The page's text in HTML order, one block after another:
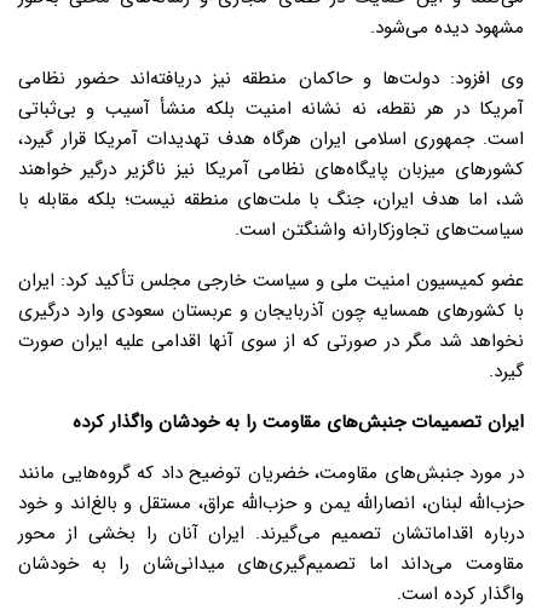
مشهود دیده می‌شود.
وی افزود: دولت‌ها و حاکمان منطقه نیز دریافته‌اند حضور نظامی
آمریکا در هر نقطه، نه نشانه امنیت بلکه منشأ آسیب و بی‌ثباتی
است. جمهوری اسلامی ایران هرگاه هدف تهدیدات آمریکا قرار گیرد،
کشورهای میزبان پایگاه‌های نظامی آمریکا نیز ناگزیر درگیر خواهند
شد، اما هدف ایران، جنگ با ملت‌های منطقه نیست؛ بلکه مقابله با
سیاست‌های تجاوزکارانه واشنگتن است.
عضو کمیسیون امنیت ملی و سیاست خارجی مجلس تأکید کرد: ایران
با کشورهای همسایه چون آذربایجان و عربستان سعودی وارد درگیری
نخواهد شد مگر در صورتی که از سوی آنها اقدامی علیه ایران صورت
گیرد.
ایران تصمیمات جنبش‌های مقاومت را به خودشان واگذار کرده
در مورد جنبش‌های مقاومت، خضریان توضیح داد که گروه‌هایی مانند
حزب‌الله لبنان، انصارالله یمن و حزب‌الله عراق، مستقل و بالغ‌اند و خود
درباره اقداماتشان تصمیم می‌گیرند. ایران آنان را بخشی از محور
مقاومت می‌داند اما تصمیم‌گیری‌های میدانی‌شان را به خودشان
واگذار کرده است.